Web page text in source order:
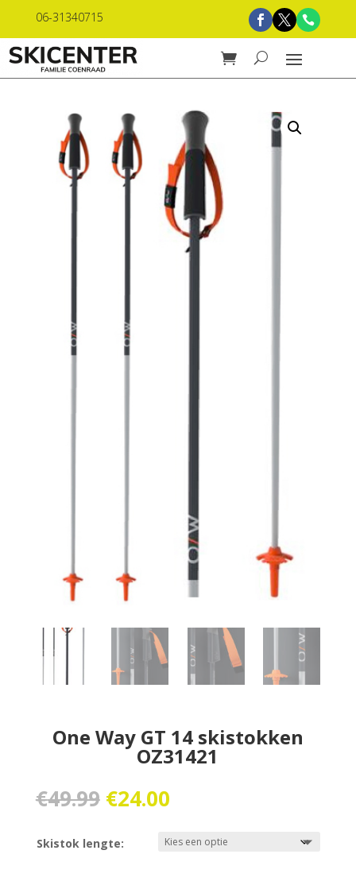
06-31340715
One Way GT 14 skistokken
OZ31421
€49.99 Oorspronkelijke
prijs
was:
€49.99.
€24.00Huidige
is:
€24.00.
Skistok lengte: